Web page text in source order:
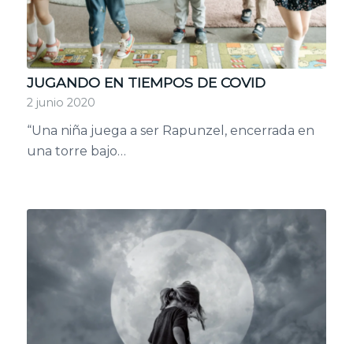
JUGANDO EN TIEMPOS DE COVID
2 junio 2020
“Una niña juega a ser Rapunzel, encerrada en
una torre bajo…